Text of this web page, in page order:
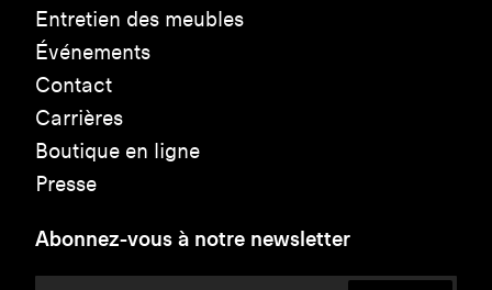
Entretien des meubles
Événements
Contact
Carrières
Boutique en ligne
Presse
Abonnez-vous à notre newsletter